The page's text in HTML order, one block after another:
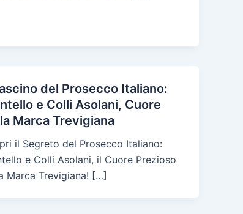
del Prosecco Italiano:
e Colli Asolani, Cuore
Marca Trevigiana
il Segreto del Prosecco Italiano:
e Colli Asolani, il Cuore Prezioso
Marca Trevigiana! […]